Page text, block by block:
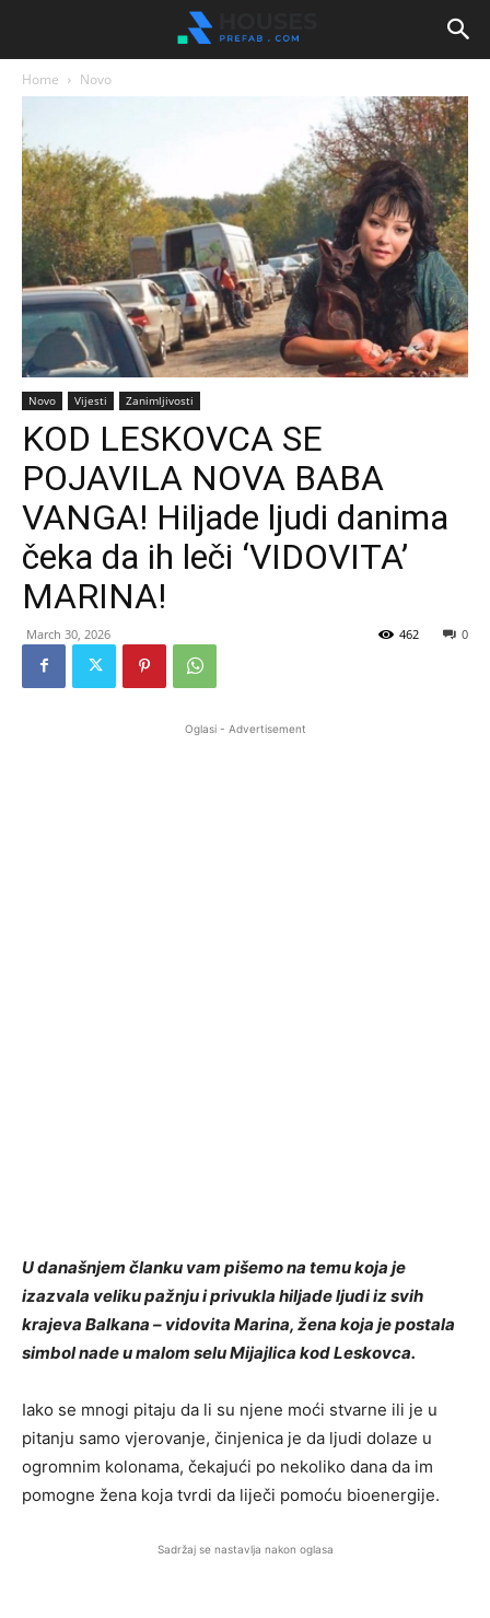
Home Novo
Novo Vijesti Zanimljivosti
KOD LESKOVCA SE
POJAVILA NOVA BABA
VANGA! Hiljade ljudi danima
čeka da ih leči ‘VIDOVITA’
MARINA!
March 30, 2026 0
462
Oglasi - Advertisement
U današnjem članku vam pišemo na temu koja je
izazvala veliku pažnju i privukla hiljade ljudi iz svih
krajeva Balkana – vidovita Marina, žena koja je postala
simbol nade u malom selu Mijajlica kod Leskovca.
Iako se mnogi pitaju da li su njene moći stvarne ili je u
pitanju samo vjerovanje, činjenica je da ljudi dolaze u
ogromnim kolonama, čekajući po nekoliko dana da im
pomogne žena koja tvrdi da liječi pomoću bioenergije.
Sadržaj se nastavlja nakon oglasa